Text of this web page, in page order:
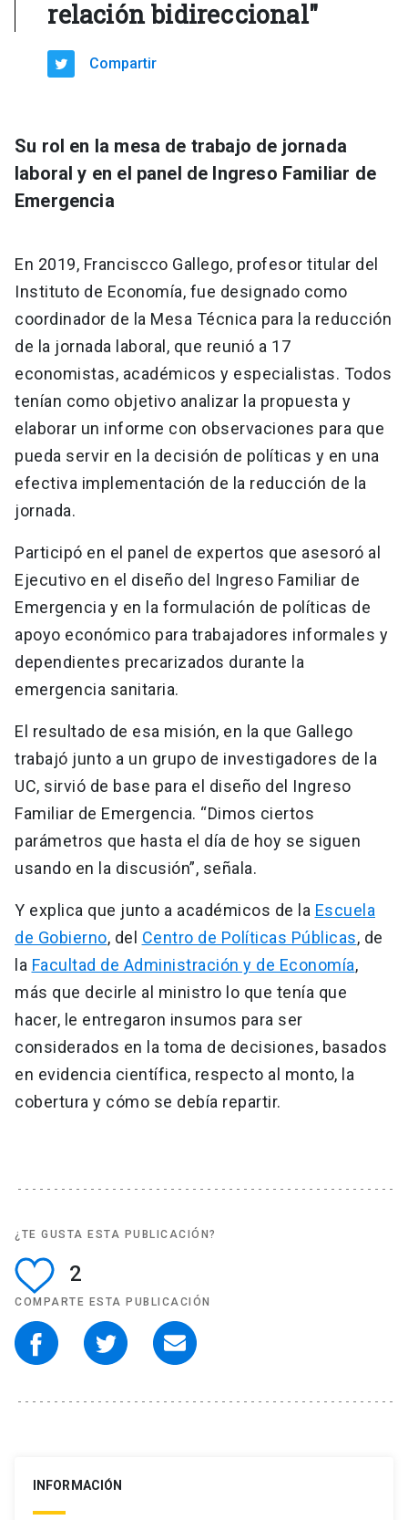
relación bidireccional"
Compartir
Su rol en la mesa de trabajo de jornada
laboral y en el panel de Ingreso Familiar de
Emergencia
En 2019, Franciscco Gallego, profesor titular del
Instituto de Economía, fue designado como
coordinador de la Mesa Técnica para la reducción
de la jornada laboral, que reunió a 17
economistas, académicos y especialistas. Todos
tenían como objetivo analizar la propuesta y
elaborar un informe con observaciones para que
pueda servir en la decisión de políticas y en una
efectiva implementación de la reducción de la
jornada.
Participó en el panel de expertos que asesoró al
Ejecutivo en el diseño del Ingreso Familiar de
Emergencia y en la formulación de políticas de
apoyo económico para trabajadores informales y
dependientes precarizados durante la
emergencia sanitaria.
El resultado de esa misión, en la que Gallego
trabajó junto a un grupo de investigadores de la
UC, sirvió de base para el diseño del Ingreso
Familiar de Emergencia. “Dimos ciertos
parámetros que hasta el día de hoy se siguen
usando en la discusión”, señala.
Y explica que junto a académicos de la Escuela
de Gobierno, del Centro de Políticas Públicas, de
la Facultad de Administración y de Economía,
más que decirle al ministro lo que tenía que
hacer, le entregaron insumos para ser
considerados en la toma de decisiones, basados
en evidencia científica, respecto al monto, la
cobertura y cómo se debía repartir.
¿TE GUSTA ESTA PUBLICACIÓN?
2
COMPARTE ESTA PUBLICACIÓN
INFORMACIÓN